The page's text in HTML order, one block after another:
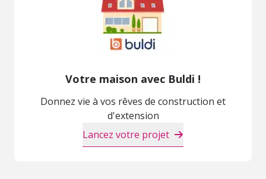
Votre maison avec Buldi !
Donnez vie à vos rêves de construction et
d'extension
Lancez votre projet